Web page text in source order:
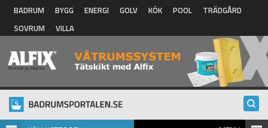
Hoppa till huvudinnehåll
BADRUM BYGG ENERGI GOLV KÖK POOL
TRÄDGÅRD
SOVRUM
VILLA